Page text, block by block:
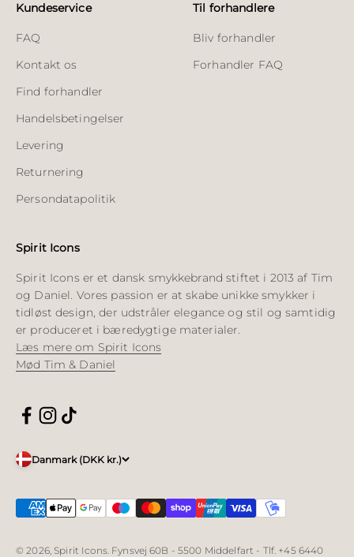
Kundeservice
FAQ
Kontakt os
Find forhandler
Handelsbetingelser
Levering
Returnering
Persondatapolitik
Til forhandlere
Bliv forhandler
Forhandler FAQ
Spirit Icons
Spirit Icons er et dansk smykkebrand stiftet i 2013 af Tim
og Daniel. Vores passion er at skabe unikke smykker i
tidløst design, der udstråler elegance og stil og samtidig
er produceret i bæredygtige materialer.
Læs mere om Spirit Icons
Mød Tim & Daniel
Danmark (DKK kr.)
© 2026, Spirit Icons. Fynsvej 60B - 5500 Middelfart - Tlf. +45 6440